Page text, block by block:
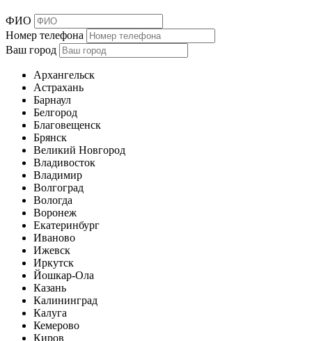
ФИО
Номер телефона
Ваш город
Архангельск
Астрахань
Барнаул
Белгород
Благовещенск
Брянск
Великий Новгород
Владивосток
Владимир
Волгоград
Вологда
Воронеж
Екатеринбург
Иваново
Ижевск
Иркутск
Йошкар-Ола
Казань
Калининград
Калуга
Кемерово
Киров